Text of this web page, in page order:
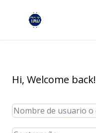
Hi, Welcome back!